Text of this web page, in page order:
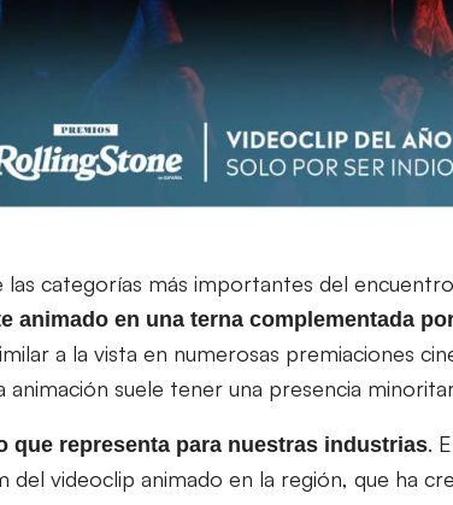
las categorías más importantes del
animado en una terna complementada
a la vista en numerosas premiaciones
animación suele tener una presencia
que representa para nuestras industrias.
videoclip animado en la región, que ha